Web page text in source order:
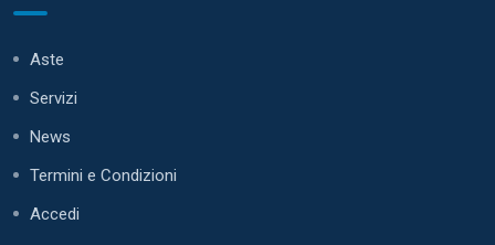
Aste
Servizi
News
Termini e Condizioni
Accedi